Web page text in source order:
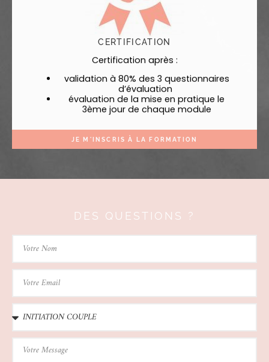
CERTIFICATION
Certification après :
validation à 80% des 3 questionnaires
d’évaluation
évaluation de la mise en pratique le
3ème jour de chaque module
JE M'INSCRIS À LA FORMATION
DES QUESTIONS ?